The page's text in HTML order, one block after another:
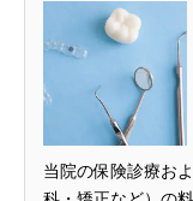
当院の保険診療お